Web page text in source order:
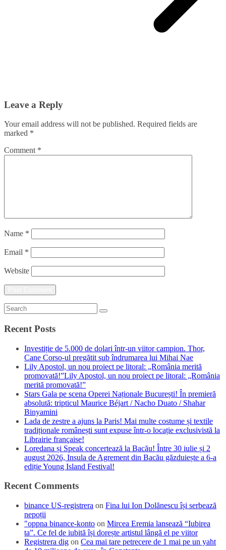
Leave a Reply
Your email address will not be published. Required fields are
marked *
Comment *
Name *
Email *
Website
Recent Posts
Investiție de 5.000 de dolari într-un viitor campion. Thor,
Cane Corso-ul pregătit sub îndrumarea lui Mihai Nae
Lily Apostol, un nou proiect pe litoral: „România merită
promovată!”Lily Apostol, un nou proiect pe litoral: „România
merită promovată!”
Stars Gala pe scena Operei Naționale București! În premieră
absolută: tripticul Maurice Béjart / Nacho Duato / Shahar
Binyamini
Lada de zestre a ajuns la Paris! Mai multe costume și textile
tradiționale românești sunt expuse într-o locație exclusivistă la
Librairie française!
Loredana și Speak concertează la Bacău! Între 30 iulie și 2
august 2026, Insula de Agrement din Bacău găzduiește a 6-a
ediție Young Island Festival!
Recent Comments
binance US-registrera on Fina lui Ion Dolănescu își serbează
nepoții
"oppna binance-konto on Mircea Eremia lansează “Iubirea
ta”. Ce fel de iubită își dorește artistul lângă el pe viitor
Registrera dig on Cea mai tare petrecere de 1 mai pe un yaht